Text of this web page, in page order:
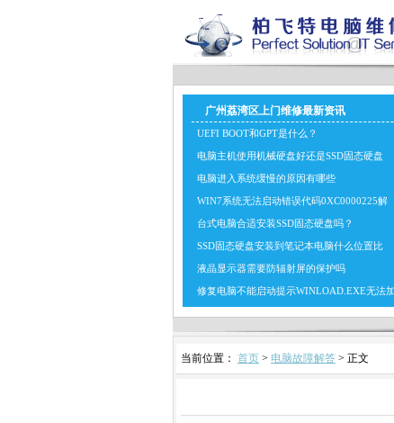
广州荔湾区上门维修最新资讯
UEFI BOOT和GPT是什么？
电脑主机使用机械硬盘好还是SSD固态硬盘
电脑进入系统缓慢的原因有哪些
WIN7系统无法启动错误代码0XC0000225解
台式电脑合适安装SSD固态硬盘吗？
SSD固态硬盘安装到笔记本电脑什么位置比
液晶显示器需要防辐射屏的保护吗
修复电脑不能启动提示WINLOAD.EXE无法
当前位置： 首页 > 电脑故障解答 > 正文